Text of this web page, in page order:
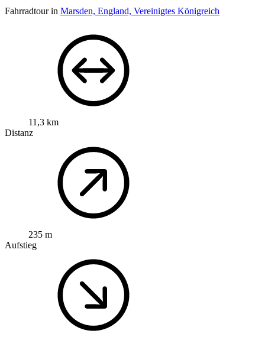
Fahrradtour in Marsden, England, Vereinigtes Königreich
11,3 km
Distanz
235 m
Aufstieg